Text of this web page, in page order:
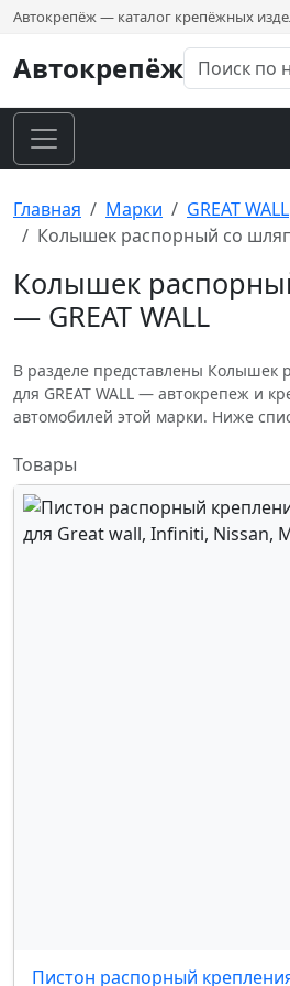
Автокрепёж — каталог крепёжных
Автокрепёж
Главная Марки
GREAT WALL
Колышек распорный со
Колышек
— GREAT WALL
В разделе представлены Колышек
для GREAT WALL — автокрепеж и
автомобилей этой марки. Ниже
Товары
Пистон распорный